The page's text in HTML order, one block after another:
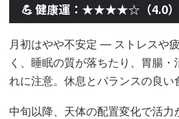
💪 健康運：★★★★☆（4.0）
月初はやや不安定 — ストレスや
く、睡眠の質が落ちたり、胃腸・
れに注意。休息とバランスの良い
中旬以降、天体の配置変化で活力